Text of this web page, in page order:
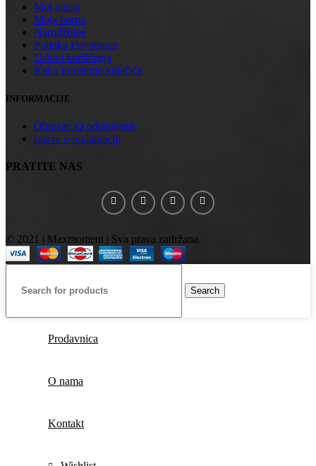
Moj nalog
Moja korpa
Narudžbine
Politika Privatnosti
Uslovi korišćenja
Kako koristimo kolačiće
INFORMACIJE
Obrazac za odustajanje
Izjava o reklamaciji
PRATITE NAS
© 2021 | Maxmoment | Sva prava zadržana.
Search
Prodavnica
O nama
Kontakt